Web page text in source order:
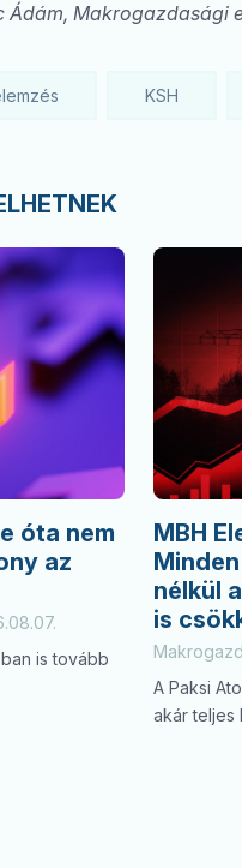
Ádám, Makrogazdasági
KSH
óta nem
az
is tovább
MBH
nélkül
is
A Paksi
akár teljes